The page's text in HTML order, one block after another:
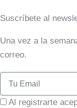
p
Suscríbete al
Una vez a la
correo.
Email
Al registrarte